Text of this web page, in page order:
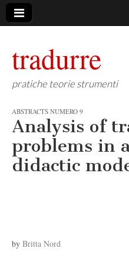
tradurre
pratiche teorie strumenti
ABSTRACTS NUMERO 9
Analysis of
problems in
didactic
by Britta Nord